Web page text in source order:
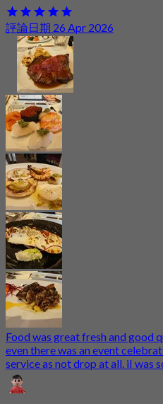
評論日期 26 Apr 2026
Food was great fresh and good
even there was an event
service as not drop at all. iI was